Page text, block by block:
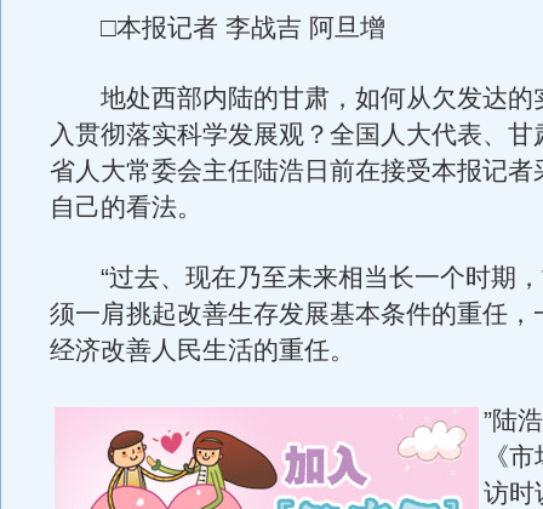
□本报记者 李战吉 阿旦增
地处西部内陆的甘肃，如何从欠发达的
入贯彻落实科学发展观？全国人大代表、甘
省人大常委会主任陆浩日前在接受本报记者
自己的看法。
“过去、现在乃至未来相当长一个时期，
须一肩挑起改善生存发展基本条件的重任，
经济改善人民生活的重任。
”陆
《
访时